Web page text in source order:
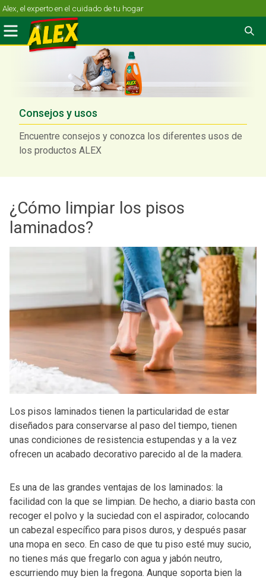
Skip
to
content
Alex, el experto en el cuidado de tu hogar
Menu
Consejos y usos
Encuentre consejos y conozca los diferentes usos de
los productos ALEX
¿Cómo limpiar los pisos
laminados?
Los pisos laminados tienen la particularidad de estar
diseñados para conservarse al paso del tiempo, tienen
unas condiciones de resistencia estupendas y a la vez
ofrecen un acabado decorativo parecido al de la madera.
Es una de las grandes ventajas de los laminados: la
facilidad con la que se limpian. De hecho, a diario basta con
recoger el polvo y la suciedad con el aspirador, colocando
un cabezal específico para pisos duros, y después pasar
una mopa en seco. En caso de que tu piso esté muy sucio,
no tienes más que fregarlo con agua y jabón neutro,
escurriendo muy bien la fregona. Aunque soporta bien la